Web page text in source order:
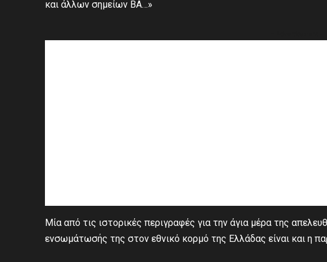
και άλλων σημείων ΒΑ…»
Μία από τις ιστορικές περιγραφές για την άγια μέρα της
ενσωμάτωσής της στον εθνικό κορμό της Ελλάδας είναι και η